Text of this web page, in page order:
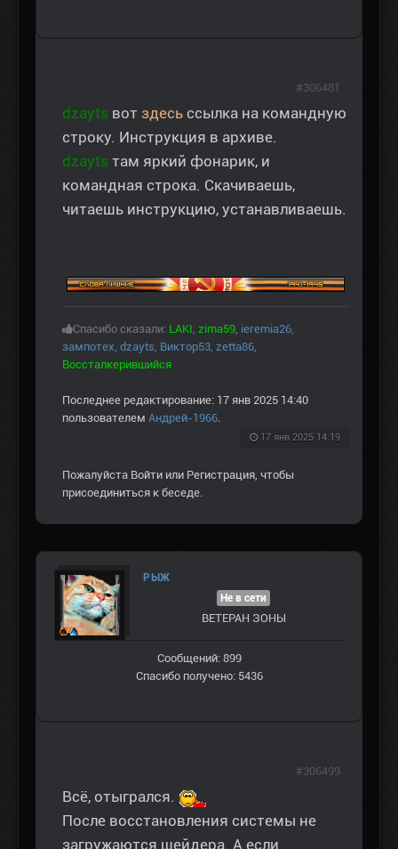
dzayts вот здесь ссылка на командную
строку. Инструкция в архиве.
dzayts там яркий фонарик, и
командная строка. Скачиваешь,
читаешь инструкцию, устанавливаешь.
Спасибо сказали: LAKI zima59 ieremia26
зампотех dzayts Виктор53 zetta86
Воссталкерившийся
Последнее редактирование: 17 янв 2025 14:40
пользователем Андрей-1966
17 янв 2025 14:19
#306481
Пожалуйста Войти или Регистрация , чтобы
присоединиться к беседе.
РЫЖ
Не в сети
ВЕТЕРАН ЗOНЫ
Сообщений: 899
Спасибо получено: 5436
Всё, отыгрался.
После восстановления системы не
загружаются шейдера. А если
#306499